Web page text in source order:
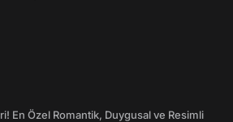
En Özel Romantik, Duygusal ve Resimli